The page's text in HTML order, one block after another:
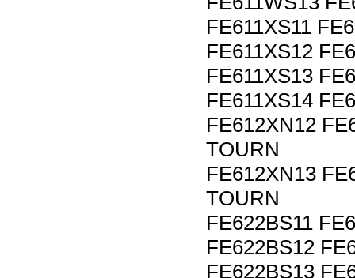
FE611XS11
FE611XS12
FE611XS13
FE611XS14
FE612XN12
TOURN
FE612XN13
TOURN
FE622BS11
FE622BS12
FE622BS13